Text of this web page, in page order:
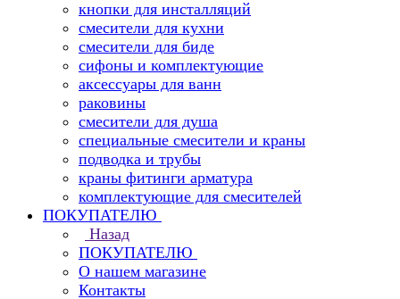
кнопки для инсталляций
смесители для кухни
смесители для биде
сифоны и комплектующие
аксессуары для ванн
раковины
смесители для душа
специальные смесители и краны
подводка и трубы
краны фитинги арматура
комплектующие для смесителей
ПОКУПАТЕЛЮ
Назад
ПОКУПАТЕЛЮ
О нашем магазине
Контакты